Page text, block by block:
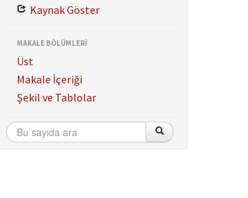
Kaynak Göster
MAKALE BÖLÜMLERİ
Üst
Makale İçeriği
Şekil ve Tablolar